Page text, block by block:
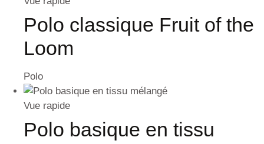
Polo classique Fruit of the
Loom
Polo
Vue rapide
Polo basique en tissu